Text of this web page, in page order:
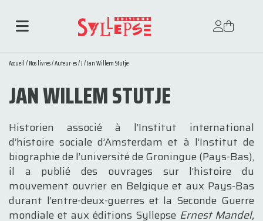
Accueil/Nos livres/Auteur·es/J/ Jan Willem Stutje
JAN WILLEM STUTJE
Historien associé à l’Institut international
d’histoire sociale d’Amsterdam et à l’Institut de
biographie de l’université de Groningue (Pays-Bas),
il a publié des ouvrages sur l’histoire du
mouvement ouvrier en Belgique et aux Pays-Bas
durant l’entre-deux-guerres et la Seconde Guerre
mondiale et aux éditions Syllepse Ernest Mandel,